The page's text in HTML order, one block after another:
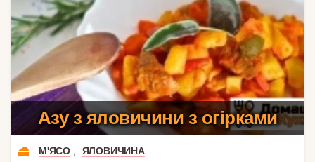
Азу з яловичини з огірками
М'ЯСО ,
ЯЛОВИЧИНА